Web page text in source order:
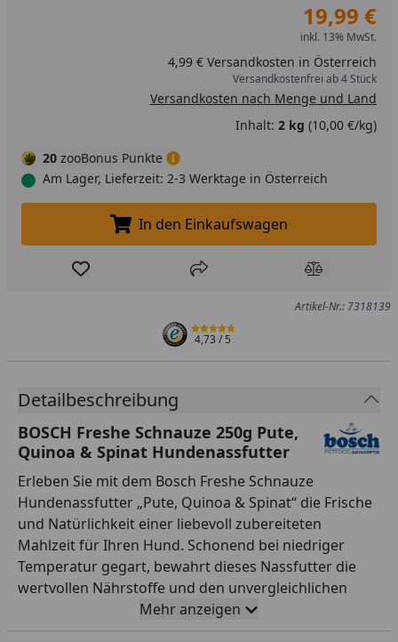
19,99 €
inkl. 13% MwSt.
4,99 € Versandkosten in Österreich
Versandkostenfrei ab 4 Stück
Versandkosten nach Menge und Land
Inhalt: 2 kg (10,00 €/kg)
20 zooBonus Punkte
Am Lager, Lieferzeit: 2-3 Werktage in Österreich
In den Einkaufswagen legen
In den Einkaufswagen
Produkt zur Wunschliste hinzufügen
Teilen Produkt
Artikel-Nr.: 7318139
4,73/ 5
Detailbeschreibung
BOSCH Freshe Schnauze 250g Pute,
Quinoa & Spinat Hundenassfutter
Erleben Sie mit dem Bosch Freshe Schnauze
Hundenassfutter „Pute, Quinoa & Spinat“ die Frische
und Natürlichkeit einer liebevoll zubereiteten
Mahlzeit für Ihren Hund. Schonend bei niedriger
Temperatur gegart, bewahrt dieses Nassfutter die
wertvollen Nährstoffe und den unvergleichlichen
Geschmack wie selbstgekocht. Das hochwertige
Putenfleisch liefert Ihrem Liebling erstklassiges
Mehr anzeigen